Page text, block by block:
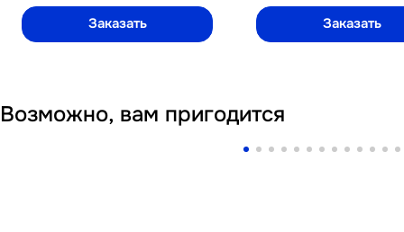
Заказать Заказать
Возможно, вам пригодится